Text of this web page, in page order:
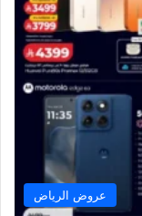
عروض الرياض